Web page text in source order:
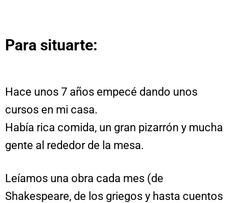
Para situarte:
Hace unos 7 años empecé dando unos
cursos en mi casa.
Había rica comida, un gran pizarrón y mucha
gente al rededor de la mesa.
Leíamos una obra cada mes (de
Shakespeare, de los griegos y hasta cuentos